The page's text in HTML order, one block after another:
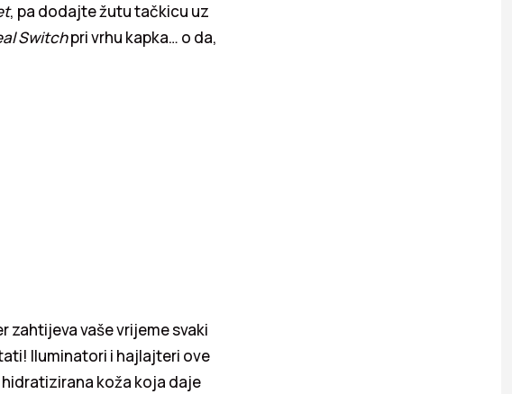
, pa dodajte žutu tačkicu uz
Switchpri vrhu kapka… o da,
zahtijeva vaše vrijeme svaki
Iluminatori i hajlajteri ove
koža koja daje